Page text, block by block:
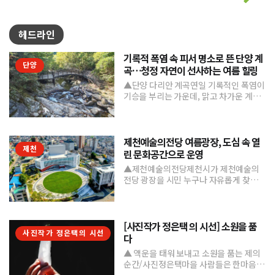
헤드라인
단양
기록적 폭염 속 피서 명소로 뜬 단양 계
곡…청정 자연이 선사하는 여름 힐링
▲단양 다리안 계곡연일 기록적인 폭염이
기승을 부리는 가운데, 맑고 차가운 계곡
제천
제천예술의전당 여름광장, 도심 속 열
린 문화공간으로 운영
▲제천예술의전당제천시가 제천예술의
전당 광장을 시민 누구나 자유롭게 찾고
사진작가 정은택의 시선
[사진작가 정은택 의 시선] 소원을 품
다
▲ 액운을 태워 보내고 소원을 품는 제의
순간/사진정은택마을 사람들은 한마음으